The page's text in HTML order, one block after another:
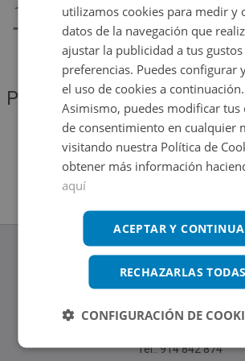
Por favor, vuelve a
para ver si se solucionó
Volver al inicio
Edificio Skylight
Tel.: 914 842 874
utilizamos cookies para medir y
datos de la navegación que
ajustar la publicidad a tus
preferencias. Puedes configurar
el uso de cookies a continuación.
Asimismo, puedes modificar tus
de consentimiento en cualquier
visitando nuestra Política de
obtener más información
aquí
ACEPTAR Y
RECHAZARLAS TODAS
CONFIGURACIÓN DE